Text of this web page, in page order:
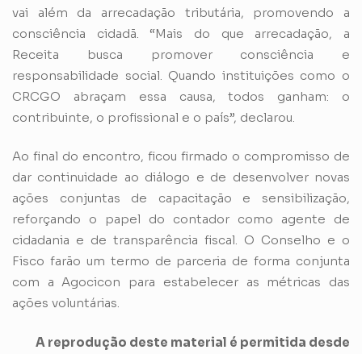
vai além da arrecadação tributária, promovendo a
consciência cidadã. “Mais do que arrecadação, a
Receita busca promover consciência e
responsabilidade social. Quando instituições como o
CRCGO abraçam essa causa, todos ganham: o
contribuinte, o profissional e o país”, declarou.
Ao final do encontro, ficou firmado o compromisso de
dar continuidade ao diálogo e de desenvolver novas
ações conjuntas de capacitação e sensibilização,
reforçando o papel do contador como agente de
cidadania e de transparência fiscal. O Conselho e o
Fisco farão um termo de parceria de forma conjunta
com a Agocicon para estabelecer as métricas das
ações voluntárias.
A reprodução deste material é permitida desde